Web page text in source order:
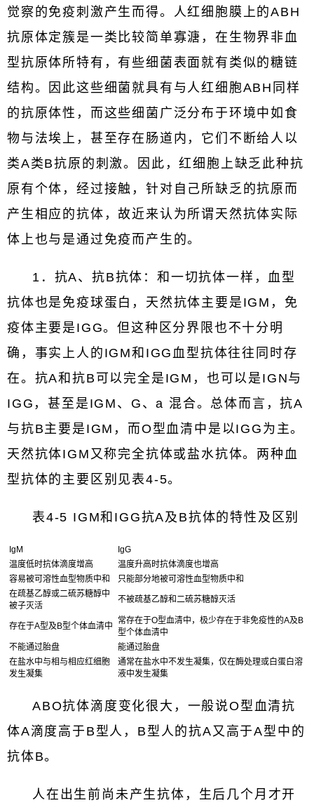
觉察的免疫刺激产生而得。人红细胞膜上的ABH
抗原体定簇是一类比较简单寡溏，在生物界非血
型抗原体所特有，有些细菌表面就有类似的糖链
结构。因此这些细菌就具有与人红细胞ABH同样
的抗原体性，而这些细菌广泛分布于环境中如食
物与法埃上，甚至存在肠道内，它们不断给人以
类A类B抗原的刺激。因此，红细胞上缺乏此种抗
原有个体，经过接触，针对自己所缺乏的抗原而
产生相应的抗体，故近来认为所谓天然抗体实际
体上也与是通过免疫而产生的。
1．抗A、抗B抗体：和一切抗体一样，血型
抗体也是免疫球蛋白，天然抗体主要是IGM，免
疫体主要是IGG。但这种区分界限也不十分明
确，事实上人的IGM和IGG血型抗体往往同时存
在。抗A和抗B可以完全是IGM，也可以是IGN与
IGG，甚至是IGM、G、a 混合。总体而言，抗A
与抗B主要是IGM，而O型血清中是以IGG为主。
天然抗体IGM又称完全抗体或盐水抗体。两种血
型抗体的主要区别见表4-5。
表4-5 IGM和IGG抗A及B抗体的特性及区别
IgM
IgG
温度低时抗体滴度增高
温度升高时抗体滴度也增高
容易被可溶性血型物质中和
只能部分地被可溶性血型物质中和
在疏基乙醇或二硫苏糖醇中
被子灭活
不被疏基乙醇和二硫苏糖醇灭活
存在于A型及B型个体血清中
常存在于O型血清中，极少存在于非免疫性的A及B
型个体血清中
不能通过胎盘
能通过胎盘
在盐水中与相与相应红细胞
发生凝集
通常在盐水中不发生凝集，仅在酶处理或白蛋白溶
液中发生凝集
ABO抗体滴度变化很大，一般说O型血清抗
体A滴度高于B型人，B型人的抗A又高于A型中的
抗体B。
人在出生前尚未产生抗体，生后几个月才开